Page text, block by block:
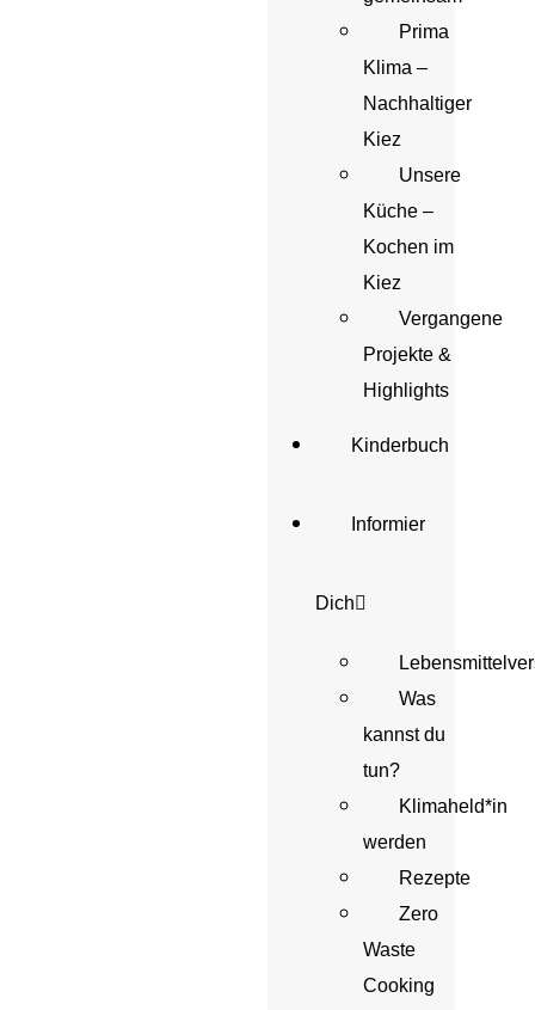
Prima
Klima –
Nachhaltiger
Kiez
Unsere
Küche –
Kochen im
Kiez
Vergangene
Projekte &
Highlights
Kinderbuch
Informier
Dich
Was
kannst du
tun?
Klimaheld*in
werden
Rezepte
Zero
Waste
Cooking